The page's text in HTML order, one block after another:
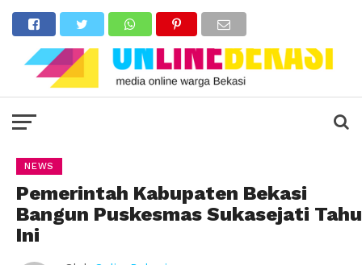
NEWS
Pemerintah Kabupaten Bekasi
Bangun Puskesmas Sukasejati
Ini